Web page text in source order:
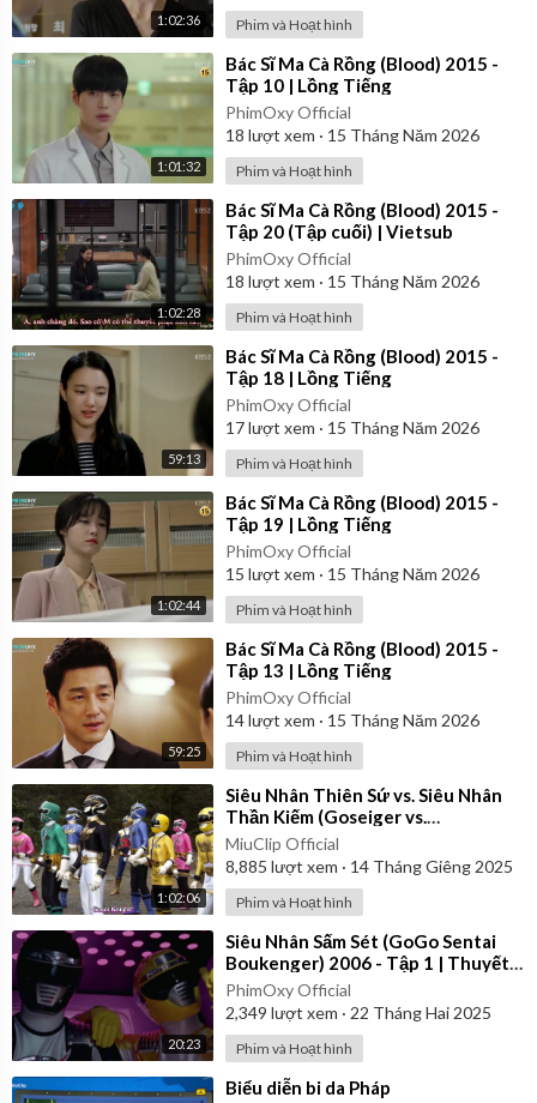
1:02:36 Phim và Hoạt hình
1:01:32
⁣Bác Sĩ Ma Cà Rồng (Blood) 2015 -
Tập 10 | Lồng Tiếng
PhimOxy Official
18 lượt xem · 15 Tháng Năm 2026
Phim và Hoạt hình
1:02:28
⁣Bác Sĩ Ma Cà Rồng (Blood) 2015 -
Tập 20 (Tập cuối) | Vietsub
PhimOxy Official
18 lượt xem · 15 Tháng Năm 2026
Phim và Hoạt hình
59:13
⁣Bác Sĩ Ma Cà Rồng (Blood) 2015 -
Tập 18 | Lồng Tiếng
PhimOxy Official
17lượt xem · 15 Tháng Năm 2026
Phim và Hoạt hình
1:02:44
⁣Bác Sĩ Ma Cà Rồng (Blood) 2015 -
Tập 19 | Lồng Tiếng
PhimOxy Official
15 lượt xem · 15 Tháng Năm 2026
Phim và Hoạt hình
59:25
⁣Bác Sĩ Ma Cà Rồng (Blood) 2015 -
Tập 13 | Lồng Tiếng
PhimOxy Official
14lượt xem · 15 Tháng Năm 2026
Phim và Hoạt hình
1:02:06
⁣Siêu Nhân Thiên Sứ vs. Siêu Nhân
Thần Kiếm (Goseiger vs.
Shinkenger) | Vietsub
MiuClip Official
8,885 lượt xem · 14 Tháng Giêng 2025
Phim và Hoạt hình
20:23
⁣Siêu Nhân Sấm Sét (GoGo Sentai
Boukenger) 2006 - Tập 1 | Thuyết
Minh
PhimOxy Official
2,349 lượt xem · 22 Tháng Hai 2025
Phim và Hoạt hình
⁣Biểu diễn bi da Pháp